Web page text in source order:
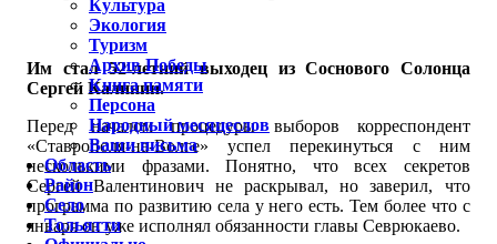
Им стал 52-летний выходец из Соснового Солонца
Сергей Калинин.
Перед началом процедуры выборов корреспондент
«Ставрополя-на-Волге» успел перекинуться с ним
несколькими фразами. Понятно, что всех секретов
Сергей Валентинович не раскрывал, но заверил, что
программа по развитию села у него есть. Тем более что с
января он уже исполнял обязанности главы Севрюкаево.
Культура
Экология
Туризм
Архив Победы
Книга памяти
Персона
Народный месяцеслов
Ваши письма
Область
Район
Село
Тольятти